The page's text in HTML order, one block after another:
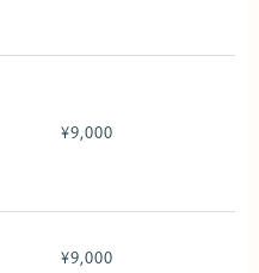
¥9,000
¥9,000